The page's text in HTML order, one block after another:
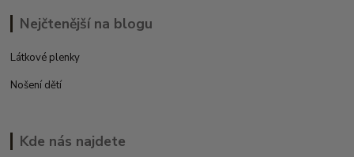
Nejčtenější na blogu
Látkové plenky
Nošení dětí
Kde nás najdete